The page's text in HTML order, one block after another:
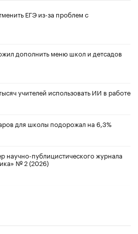
ЕГЭ из-за проблем с
дополнить меню школ и детсадов
учителей использовать ИИ в работе
для школы подорожал на 6,3%
научно-публицистического журнала
№ 2 (2026)